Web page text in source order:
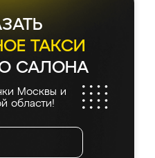
ТАКСИ
САЛОНА
Москвы и
области!